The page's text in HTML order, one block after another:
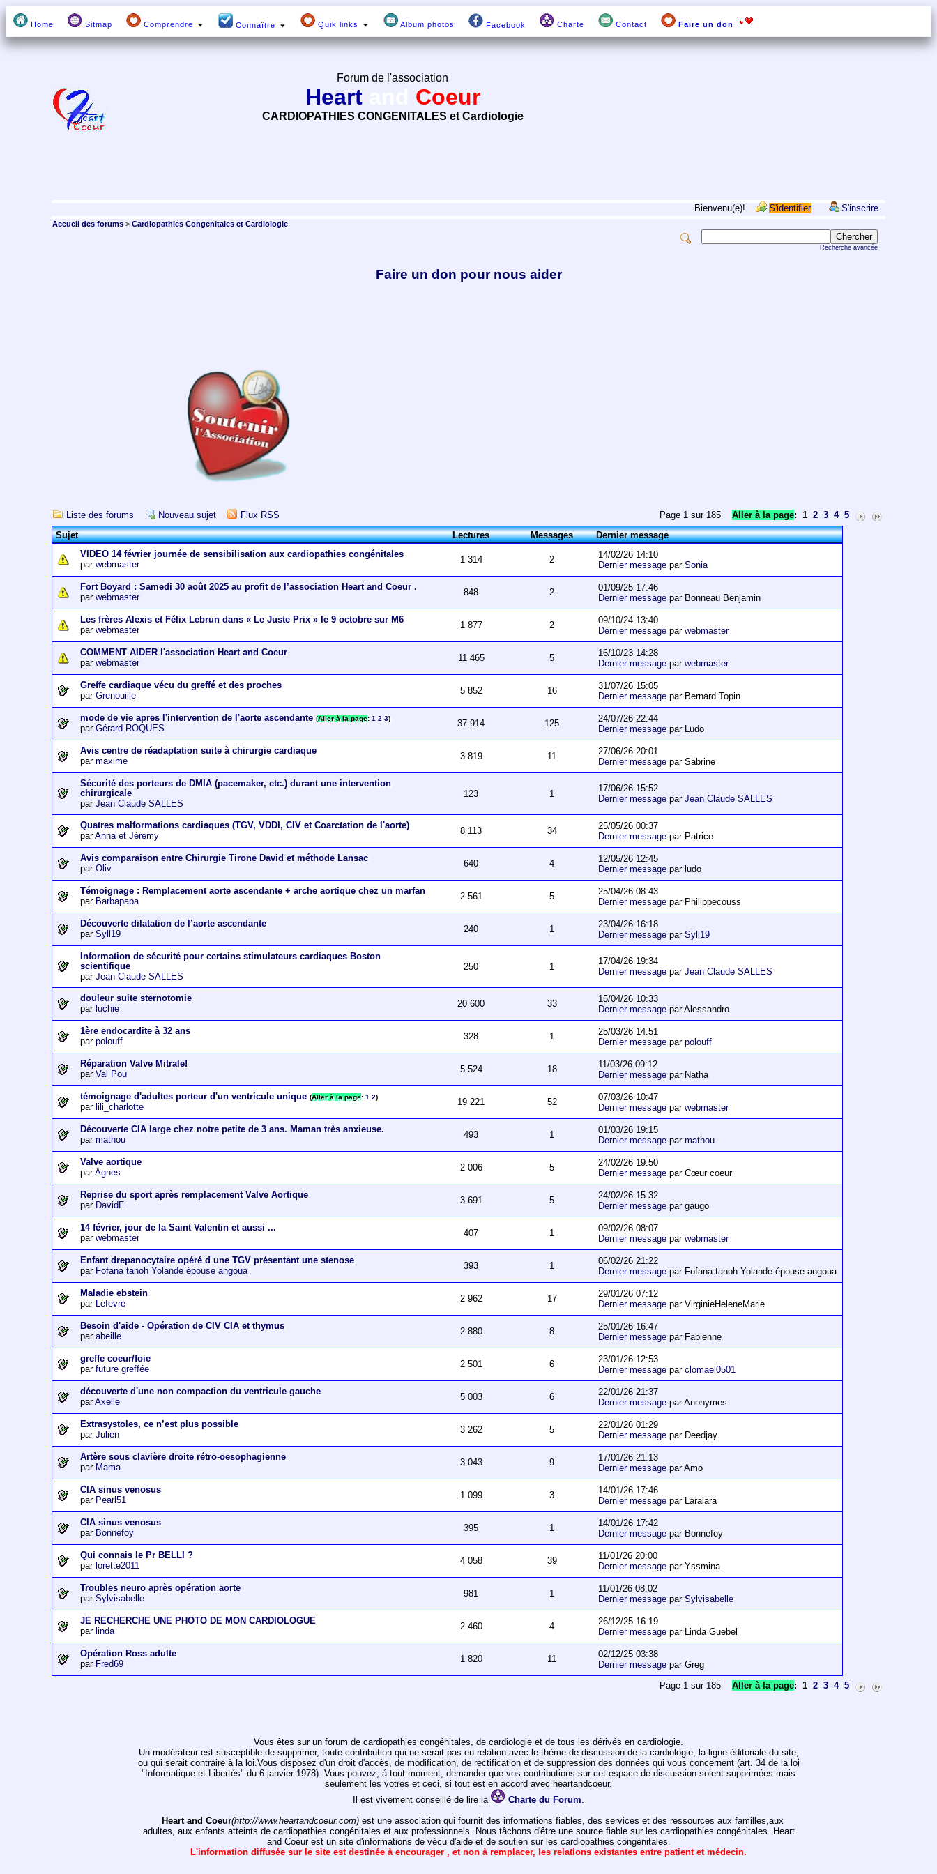
Home Sitmap Comprendre Connaître Quik links Album photos Facebook Charte Contact Faire un don
Forum de l'association
Heart Coeur
CARDIOPATHIES CONGENITALES et Cardiologie
Bienvenu(e)! S'identifier S'inscrire
Accueil des forums >Cardiopathies Congenitales et Cardiologie
Recherche avancée
Faire un don pour nous aider
Page 1 sur 185 Aller à la page: 1 2 3 4 5
Liste des forums Nouveau sujet
Flux RSS
Sujet
Lectures Messages Dernier message
VIDEO 14 février journée de sensibilisation aux cardiopathies congénitales
parwebmaster 1 314 2
14/02/26 14:10
Dernier message parSonia
Fort Boyard : Samedi 30 août 2025 au profit de l’association Heart and Coeur .
parwebmaster 848 2
01/09/25 17:46
Dernier message par Bonneau Benjamin
Les frères Alexis et Félix Lebrun dans « Le Juste Prix » le 9 octobre sur M6
parwebmaster 1 877 2
09/10/24 13:40
Dernier message parwebmaster
COMMENT AIDER l'association Heart and Coeur
parwebmaster 11 465 5
16/10/23 14:28
Dernier message parwebmaster
Greffe cardiaque vécu du greffé et des proches
parGrenouille 5 852 16
31/07/26 15:05
Dernier message par Bernard Topin
mode de vie apres l'intervention de l'aorte ascendante (Aller à la page:1 2 3)
parGérard ROQUES 37 914 125
24/07/26 22:44
Dernier message par Ludo
Avis centre de réadaptation suite à chirurgie cardiaque
parmaxime 3 819 11
27/06/26 20:01
Dernier message par Sabrine
Sécurité des porteurs de DMIA (pacemaker, etc.) durant une intervention
chirurgicale
parJean Claude SALLES
123 1
17/06/26 15:52
Dernier message parJean Claude SALLES
Quatres malformations cardiaques (TGV, VDDI, CIV et Coarctation de l'aorte)
parAnna et Jérémy 8 113 34
25/05/26 00:37
Dernier message par Patrice
Avis comparaison entre Chirurgie Tirone David et méthode Lansac
parOliv 640 4
12/05/26 12:45
Dernier message par ludo
Témoignage : Remplacement aorte ascendante + arche aortique chez un marfan
par Barbapapa 2 561 5
25/04/26 08:43
Dernier message par Philippecouss
Découverte dilatation de l’aorte ascendante
parSyll19 240 1
23/04/26 16:18
Dernier message parSyll19
Information de sécurité pour certains stimulateurs cardiaques Boston
scientifique
parJean Claude SALLES
250 1
17/04/26 19:34
Dernier message parJean Claude SALLES
douleur suite sternotomie
par luchie 20 600 33
15/04/26 10:33
Dernier message par Alessandro
1ère endocardite à 32 ans
parpolouff 328 1
25/03/26 14:51
Dernier message parpolouff
Réparation Valve Mitrale!
parVal Pou 5 524 18
11/03/26 09:12
Dernier message par Natha
témoignage d'adultes porteur d'un ventricule unique (Aller à la page:1 2)
par lili_charlotte 19 221 52
07/03/26 10:47
Dernier message parwebmaster
Découverte CIA large chez notre petite de 3 ans. Maman très anxieuse.
parmathou 493 1
01/03/26 19:15
Dernier message parmathou
Valve aortique
parAgnes 2 006 5
24/02/26 19:50
Dernier message par Cœur coeur
Reprise du sport après remplacement Valve Aortique
par DavidF 3 691 5
24/02/26 15:32
Dernier message par gaugo
14 février, jour de la Saint Valentin et aussi ...
parwebmaster 407 1
09/02/26 08:07
Dernier message parwebmaster
Enfant drepanocytaire opéré d une TGV présentant une stenose
par Fofana tanoh Yolande épouse angoua 393 1
06/02/26 21:22
Dernier message par Fofana tanoh Yolande épouse angoua
Maladie ebstein
par Lefevre 2 962 17
29/01/26 07:12
Dernier message par VirginieHeleneMarie
Besoin d'aide - Opération de CIV CIA et thymus
parabeille 2 880 8
25/01/26 16:47
Dernier message par Fabienne
greffe coeur/foie
parfuture greffée 2 501 6
23/01/26 12:53
Dernier message parclomael0501
découverte d'une non compaction du ventricule gauche
parAxelle 5 003 6
22/01/26 21:37
Dernier message par Anonymes
Extrasystoles, ce n’est plus possible
parJulien 3 262 5
22/01/26 01:29
Dernier message par Deedjay
Artère sous clavière droite rétro-oesophagienne
par Mama 3 043 9
17/01/26 21:13
Dernier message par Amo
CIA sinus venosus
par Pearl51 1 099 3
14/01/26 17:46
Dernier message par Laralara
CIA sinus venosus
par Bonnefoy 395 1
14/01/26 17:42
Dernier message par Bonnefoy
Qui connais le Pr BELLI ?
par lorette2011 4 058 39
11/01/26 20:00
Dernier message par Yssmina
Troubles neuro après opération aorte
parSylvisabelle 981 1
11/01/26 08:02
Dernier message parSylvisabelle
JE RECHERCHE UNE PHOTO DE MON CARDIOLOGUE
par linda 2 460 4
26/12/25 16:19
Dernier message par Linda Guebel
Opération Ross adulte
par Fred69 1 820 11
02/12/25 03:38
Dernier message par Greg
Page 1 sur 185 Aller à la page: 1 2 3 4 5
Vous êtes sur un forum de cardiopathies congénitales, de cardiologie et de tous les dérivés en cardiologie.
Un modérateur est susceptible de supprimer, toute contribution qui ne serait pas en relation avec le thème de discussion de la cardiologie, la ligne éditoriale du site,
ou qui serait contraire à la loi.Vous disposez d'un droit d'accès, de modification, de rectification et de suppression des données qui vous concernent (art. 34 de la loi
"Informatique et Libertés" du 6 janvier 1978). Vous pouvez, á tout moment, demander que vos contributions sur cet espace de discussion soient supprimées mais
seulement les votres et ceci, si tout est en accord avec heartandcoeur.
Il est vivement conseillé de lire la
Charte du Forum.
Heart and Coeur(http://www.heartandcoeur.com) est une association qui fournit des informations fiables, des services et des ressources aux familles,aux
adultes, aux enfants atteints de cardiopathies congénitales et aux professionnels. Nous tâchons d'être une source fiable sur les cardiopathies congénitales. Heart
and Coeur est un site d'informations de vécu d'aide et de soutien sur les cardiopathies congénitales.
L'information diffusée sur le site est destinée à encourager , et non à remplacer, les relations existantes entre patient et médecin.